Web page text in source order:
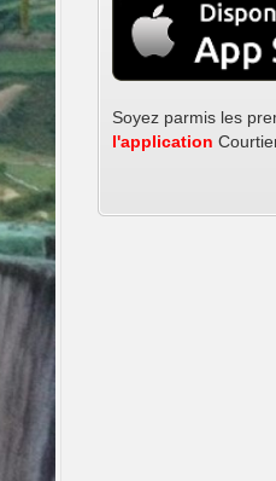
Tél: (509) 3724-4998
Tél: (509) 3724-4999
Tél: (509) 3724-5783